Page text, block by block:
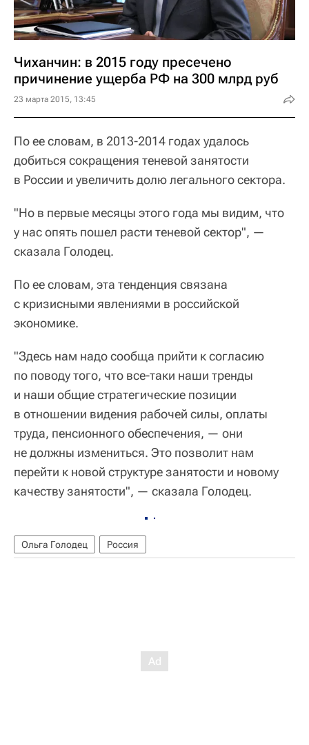
Чиханчин: в 2015 году пресечено
причинение ущерба РФ на 300 млрд руб
23 марта 2015, 13:45
По ее словам, в 2013-2014 годах удалось
добиться сокращения теневой занятости
в России и увеличить долю легального сектора.
"Но в первые месяцы этого года мы видим, что
у нас опять пошел расти теневой сектор", —
сказала Голодец.
По ее словам, эта тенденция связана
с кризисными явлениями в российской
экономике.
"Здесь нам надо сообща прийти к согласию
по поводу того, что все-таки наши тренды
и наши общие стратегические позиции
в отношении видения рабочей силы, оплаты
труда, пенсионного обеспечения, — они
не должны измениться. Это позволит нам
перейти к новой структуре занятости и новому
качеству занятости", — сказала Голодец.
Ольга Голодец Россия